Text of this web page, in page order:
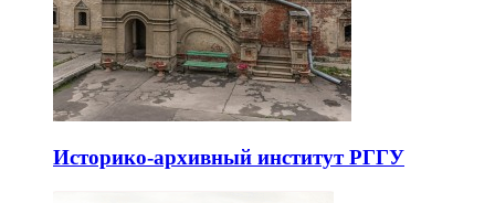
Историко-архивный институт РГГУ